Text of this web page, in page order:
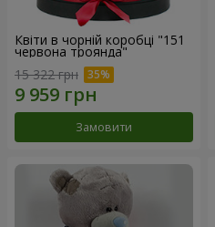
Квіти в чорній коробці "151
червона троянда"
15 322 грн
Замовити